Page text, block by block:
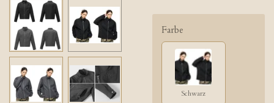
Farbe
Schwarz